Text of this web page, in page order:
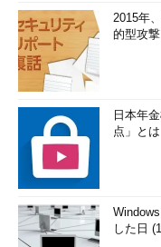
2015年
的型攻
日本年
点」とは
した日